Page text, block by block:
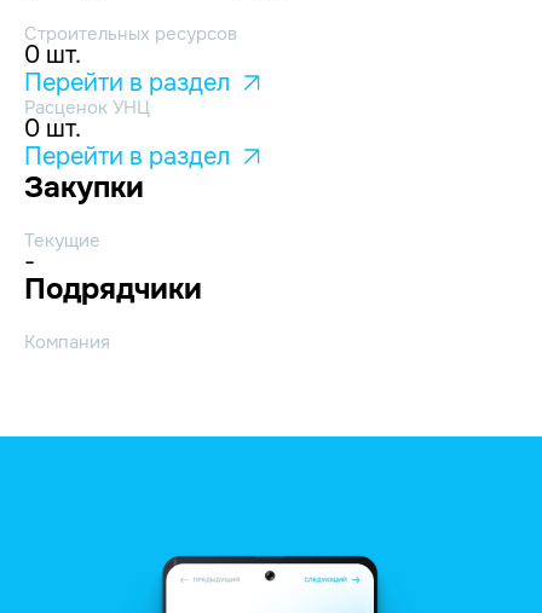
Строительных ресурсов
0 шт.
Перейти в раздел
Расценок УНЦ
0 шт.
Перейти в раздел
Закупки
Текущие
-
Подрядчики
Компания